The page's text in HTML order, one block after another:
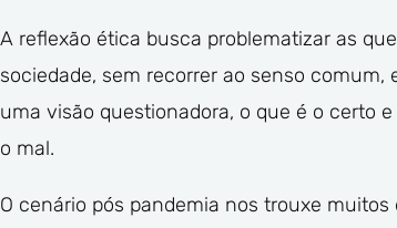
A reflexão ética busca problematizar as
sociedade, sem recorrer ao senso
uma visão questionadora, o que é o certo
o mal.
O cenário pós pandemia nos trouxe